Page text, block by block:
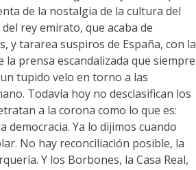
de la nostalgia de la cultura del
rey emirato, que acaba de
y tararea suspiros de España, con la
la prensa escandalizada que siempre
tupido velo en torno a las
Todavía hoy no desclasifican los
a la corona como lo que es:
democracia. Ya lo dijimos cuando
No hay reconciliación posible, la
Y los Borbones, la Casa Real,